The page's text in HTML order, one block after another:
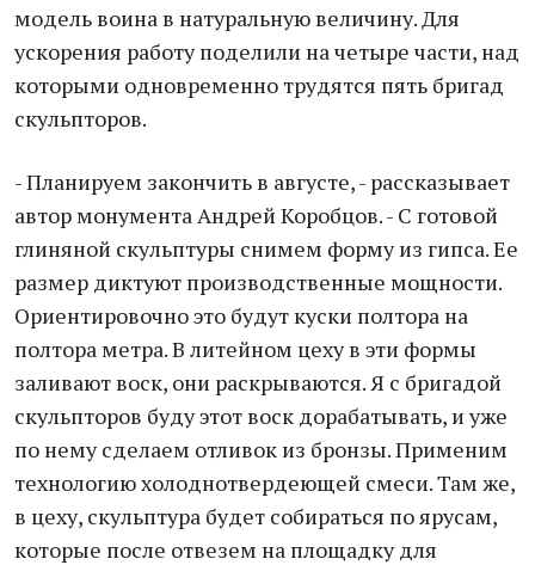
модель воина в натуральную величину. Для
ускорения работу поделили на четыре части, над
которыми одновременно трудятся пять бригад
скульпторов.
- Планируем закончить в августе, - рассказывает
автор монумента Андрей Коробцов. - С готовой
глиняной скульптуры снимем форму из гипса. Ее
размер диктуют производственные мощности.
Ориентировочно это будут куски полтора на
полтора метра. В литейном цеху в эти формы
заливают воск, они раскрываются. Я с бригадой
скульпторов буду этот воск дорабатывать, и уже
по нему сделаем отливок из бронзы. Применим
технологию холоднотвердеющей смеси. Там же,
в цеху, скульптура будет собираться по ярусам,
которые после отвезем на площадку для